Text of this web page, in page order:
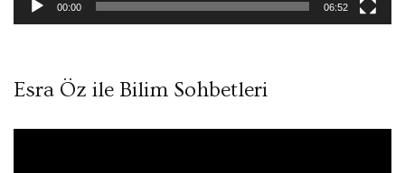
00:00 06:52
Esra Öz ile Bilim Sohbetleri